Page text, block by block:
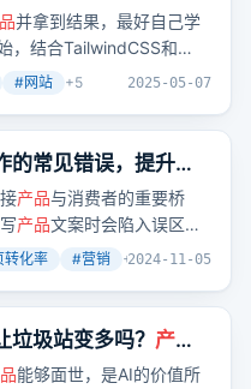
并拿到结果，最好自己学
，结合TailwindCSS和
写数据库和动态展示网页数
Cloudflare和Vercel，可
服务器，也不需要做扩容
#网站 +5 2025-05-07
的常见错误，提升产
产品与消费者的重要桥
产品文案时会陷入误区，
产品
转化率。文章探讨了
转化率 #营销 +2
2024-11-05
圾站变多吗？ 产品
能够面世，是AI的价值所